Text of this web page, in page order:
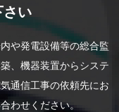
い
や発電設備等の総合監
、機器装置からシステ
通信工事の依頼先にお
わせください。